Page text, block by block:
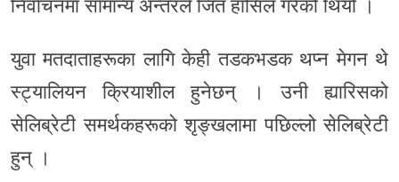
निर्वाचनमा सामान्य अन्तरले जित हासिल गरेको थियो ।
युवा मतदाताहरूका लागि केही तडकभडक थप्न मेगन थे
स्ट्यालियन क्रियाशील हुनेछन् । उनी ह्यारिसको
सेलिब्रेटी समर्थकहरूको शृङ्खलामा पछिल्लो सेलिब्रेटी
हुन् ।